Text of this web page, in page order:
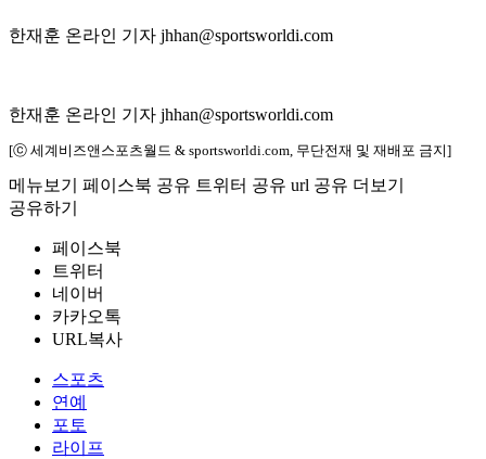
한재훈 온라인 기자 jhhan@sportsworldi.com
한재훈 온라인 기자 jhhan@sportsworldi.com
[ⓒ 세계비즈앤스포츠월드 & sportsworldi.com, 무단전재 및 재배포 금지]
메뉴보기 페이스북 공유 트위터 공유 url 공유 더보기
공유하기
페이스북
트위터
네이버
카카오톡
URL복사
스포츠
연예
포토
라이프